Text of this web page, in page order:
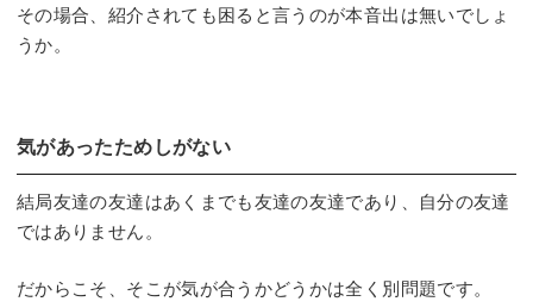
その場合、紹介されても困ると言うのが本音出は無いでしょ
うか。
気があったためしがない
結局友達の友達はあくまでも友達の友達であり、自分の友達
ではありません。
だからこそ、そこが気が合うかどうかは全く別問題です。